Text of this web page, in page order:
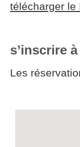
télécharger le
s’inscrire
Les